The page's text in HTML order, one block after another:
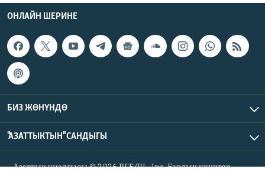
ОНЛАЙН ШЕРИНЕ
БИЗ ЖӨНҮНДӨ
"АЗАТТЫКТЫН" САНДЫГЫ